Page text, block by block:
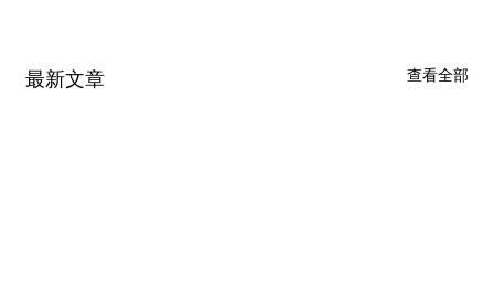
最新文章 查看全部